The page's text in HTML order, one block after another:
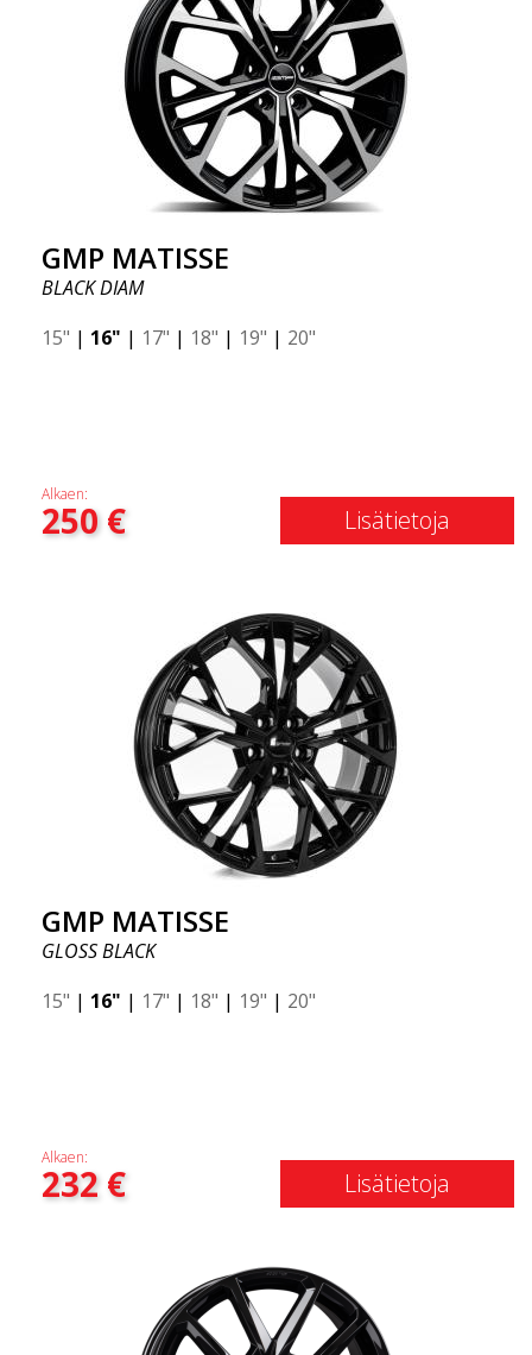
GMP MATISSE
BLACK DIAM
15" | 16" | 17" | 18" | 19" | 20"
Alkaen:
250€ Lisätietoja
GMP MATISSE
GLOSS BLACK
15" | 16" | 17" | 18" | 19" | 20"
Alkaen:
232€ Lisätietoja